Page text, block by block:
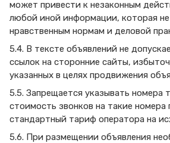
может привести к незаконным
любой иной информации, которая
нравственным нормам и деловой
5.4. В тексте объявлений не
ссылок на сторонние сайты,
указанных в целях продвижения
5.5. Запрещается указывать номера
стоимость звонков на такие номера
стандартный тариф оператора на
5.6. При размещении объявления